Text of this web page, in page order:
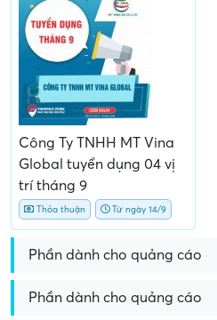
Công Ty TNHH MT Vina
Global tuyển dụng 04 vị
trí tháng 9
Thỏa thuận Từ ngày 14/9
Phần dành cho quảng cáo
Phần dành cho quảng cáo